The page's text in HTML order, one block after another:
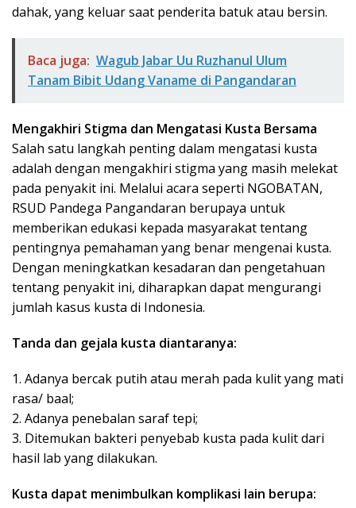
dahak, yang keluar saat penderita batuk atau bersin.
Baca juga: Wagub Jabar Uu Ruzhanul Ulum
Tanam Bibit Udang Vaname di Pangandaran
Mengakhiri Stigma dan Mengatasi Kusta Bersama
Salah satu langkah penting dalam mengatasi kusta
adalah dengan mengakhiri stigma yang masih melekat
pada penyakit ini. Melalui acara seperti NGOBATAN,
RSUD Pandega Pangandaran berupaya untuk
memberikan edukasi kepada masyarakat tentang
pentingnya pemahaman yang benar mengenai kusta.
Dengan meningkatkan kesadaran dan pengetahuan
tentang penyakit ini, diharapkan dapat mengurangi
jumlah kasus kusta di Indonesia.
Tanda dan gejala kusta diantaranya:
1. Adanya bercak putih atau merah pada kulit yang mati
rasa/ baal;
2. Adanya penebalan saraf tepi;
3. Ditemukan bakteri penyebab kusta pada kulit dari
hasil lab yang dilakukan.
Kusta dapat menimbulkan komplikasi lain berupa: